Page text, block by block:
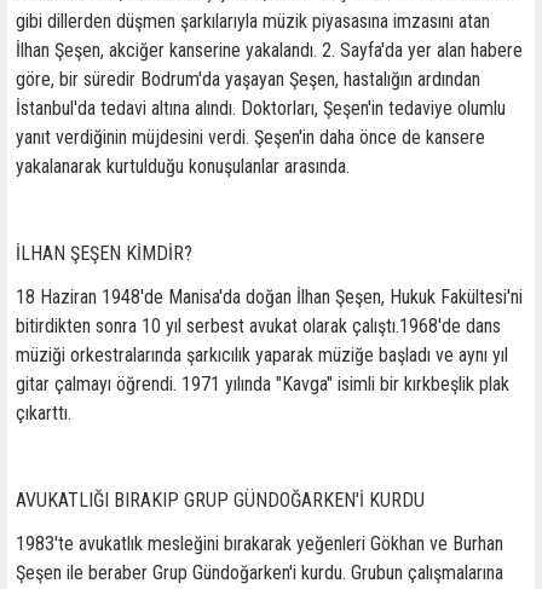
gibi dillerden düşmen şarkılarıyla müzik piyasasına imzasını atan
İlhan Şeşen, akciğer kanserine yakalandı. 2. Sayfa'da yer alan habere
göre, bir süredir Bodrum'da yaşayan Şeşen, hastalığın ardından
İstanbul'da tedavi altına alındı. Doktorları, Şeşen'in tedaviye olumlu
yanıt verdiğinin müjdesini verdi. Şeşen'in daha önce de kansere
yakalanarak kurtulduğu konuşulanlar arasında.
İLHAN ŞEŞEN KİMDİR?
18 Haziran 1948'de Manisa'da doğan İlhan Şeşen, Hukuk Fakültesi'ni
bitirdikten sonra 10 yıl serbest avukat olarak çalıştı.1968'de dans
müziği orkestralarında şarkıcılık yaparak müziğe başladı ve aynı yıl
gitar çalmayı öğrendi. 1971 yılında "Kavga" isimli bir kırkbeşlik plak
çıkarttı.
AVUKATLIĞI BIRAKIP GRUP GÜNDOĞARKEN'İ KURDU
1983'te avukatlık mesleğini bırakarak yeğenleri Gökhan ve Burhan
Şeşen ile beraber Grup Gündoğarken'i kurdu. Grubun çalışmalarına